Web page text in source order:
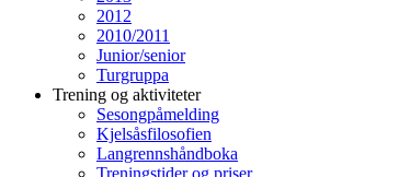
2012
2010/2011
Junior/senior
Turgruppa
Trening og aktiviteter
Sesongpåmelding
Kjelsåsfilosofien
Langrennshåndboka
Treningstider og priser